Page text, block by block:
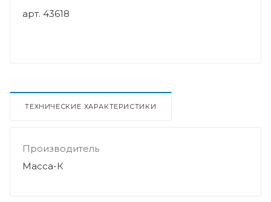
арт. 43618
ТЕХНИЧЕСКИЕ ХАРАКТЕРИСТИКИ
Производитель
Масса-К